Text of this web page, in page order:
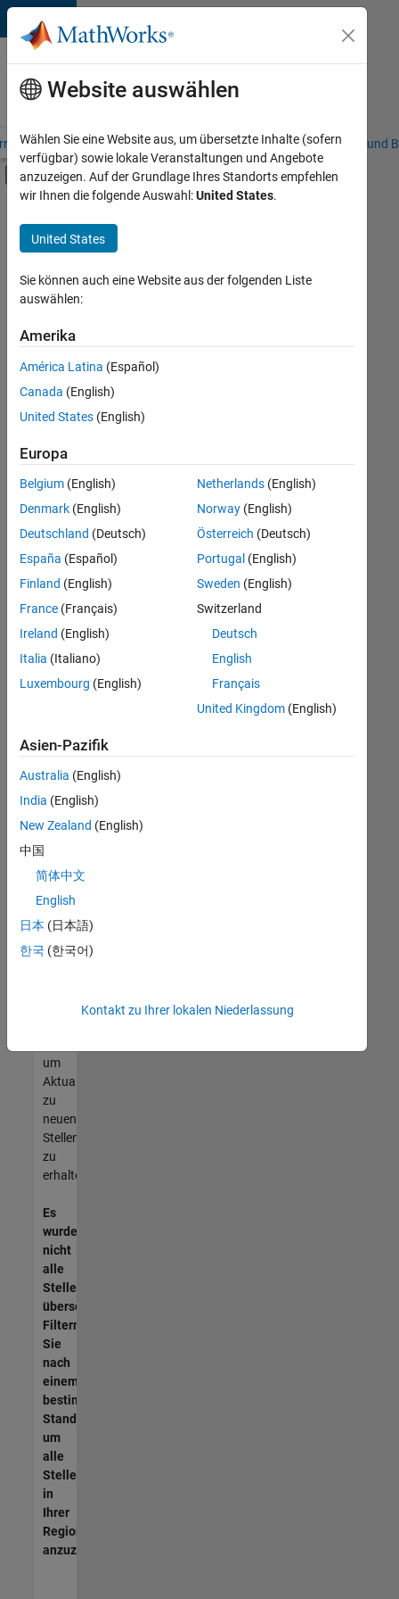
Weiter zum Inhalt
Karriere
bei
MathWorks
– Übersicht Stellensuche Niederlassungen Studierende und
Umschaltung für Off-Canvas-
Hauptinhalt
Praktika
Information Technology
Commercial Sales
Customer Support
Education Sales
Marketing Communications
Marketing Services
Finance and Operations
+8
Derzeit
es
keine
offenen
Stellen,
Ihren
Suchkriterien
entsprechen.
können
die
Suchkriterien
weiter
fassen
oder
alle
Stellenangebote
anzeigen .
noch
keine
offenen
Stellen
können,
die
Ihren
entsprechen,
werden
unseres
um
Aktualisierungen
zu
neuen
Stellenangeboten
zu
erhalten.
Es
wurden
nicht
alle
Stellen
übersetzt.
Filtern
Sie
nach
einem
bestimmten
Standort,
um
alle
Stellenangebote
in
Ihrer
Region
anzuzeigen.
Website auswählen
Wählen Sie eine Website aus, um übersetzte Inhalte (sofern
verfügbar) sowie lokale Veranstaltungen und Angebote
anzuzeigen. Auf der Grundlage Ihres Standorts empfehlen
wir Ihnen die folgende Auswahl:United States.
United States
Sie können auch eine Website aus der folgenden Liste
auswählen:
Amerika
América Latina (Español)
Canada (English)
United States (English)
Europa
Belgium (English)
Denmark (English)
Deutschland (Deutsch)
España (Español)
Finland (English)
France (Français)
Ireland (English)
Italia (Italiano)
Luxembourg (English)
Netherlands(English)
Norway(English)
Österreich (Deutsch)
Portugal (English)
Sweden (English)
Switzerland
Deutsch
English
Français
United Kingdom(English)
Asien-Pazifik
Australia (English)
India (English)
New Zealand (English)
中国
简体中文
English
日本 (日本語)
한국 (한국어)
Kontakt zu Ihrer lokalen Niederlassung